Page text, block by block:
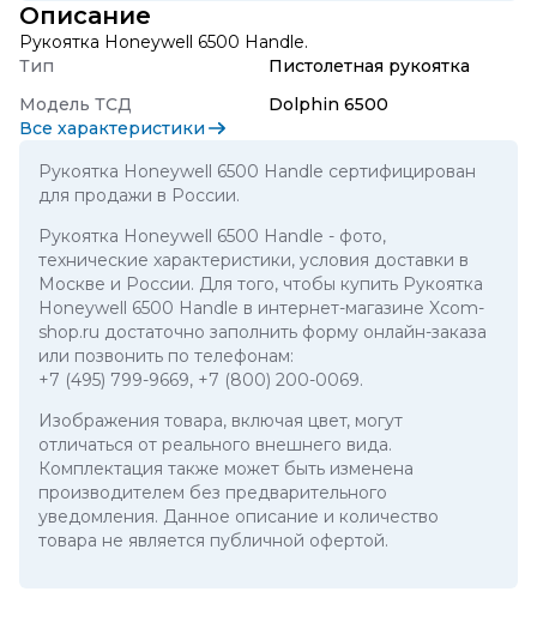
Описание
Рукоятка Honeywell 6500 Handle.
Тип
Пистолетная рукоятка
Модель ТСД
Dolphin 6500
Все характеристики
Рукоятка Honeywell 6500 Handle сертифицирован
для продажи в России.
Рукоятка Honeywell 6500 Handle - фото,
технические характеристики, условия доставки в
Москве и России. Для того, чтобы купить Рукоятка
Honeywell 6500 Handle в интернет-магазине Xcom-
shop.ru достаточно заполнить форму онлайн-заказа
или позвонить по телефонам:
+7 (495) 799-9669, +7 (800) 200-0069.
Изображения товара, включая цвет, могут
отличаться от реального внешнего вида.
Комплектация также может быть изменена
производителем без предварительного
уведомления. Данное описание и количество
товара не является публичной офертой.